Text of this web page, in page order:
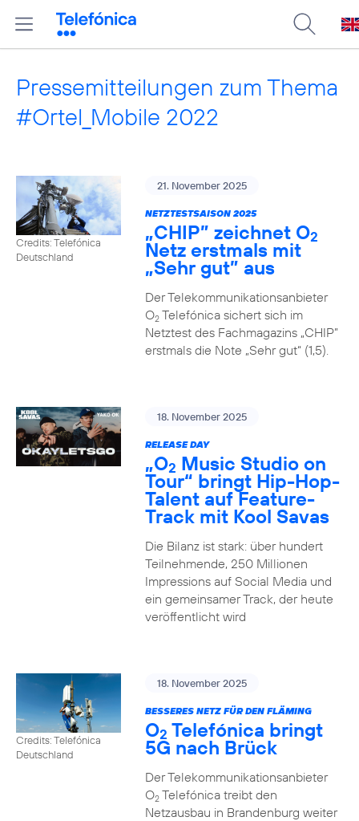
Pressemitteilungen zum Thema
#Ortel_Mobile 2022
Credits: Telefónica
Deutschland
21. November 2025
NETZTESTSAISON 2025
„CHIP” zeichnet O2
Netz erstmals mit
„Sehr gut” aus
Der Telekommunikationsanbieter
O2Telefónica sichert sich im
Netztest des Fachmagazins „CHIP”
erstmals die Note „Sehr gut“ (1,5).
18. November 2025
RELEASE DAY
„O2 Music Studio on
Tour“ bringt Hip-Hop-
Talent auf Feature-
Track mit Kool Savas
Die Bilanz ist stark: über hundert
Teilnehmende, 250 Millionen
Impressions auf Social Media und
ein gemeinsamer Track, der heute
veröffentlicht wird
Credits: Telefónica
Deutschland
18. November 2025
BESSERES NETZ FÜR DEN FLÄMING
O2 Telefónica bringt
5G nach Brück
Der Telekommunikationsanbieter
O2Telefónica treibt den
Netzausbau in Brandenburg weiter